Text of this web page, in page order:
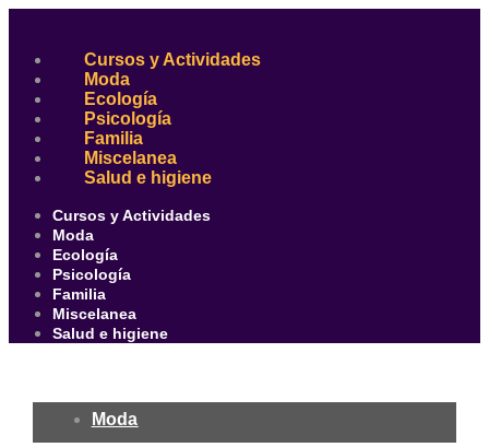
contenido
Cursos y Actividades
Moda
Ecología
Psicología
Familia
Miscelanea
Salud e higiene
Cursos y Actividades
Moda
Ecología
Psicología
Familia
Miscelanea
Salud e higiene
Moda